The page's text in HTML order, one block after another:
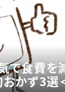
で食費を
かず3選